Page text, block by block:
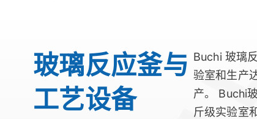
玻璃反应釜与
工艺设备
Buchi 玻璃
验室和生产
产。 Buchi
斤级实验室